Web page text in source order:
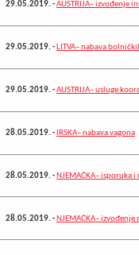
29.05.2019.-AUSTRIJA– izvođenje
29.05.2019.- LITVA– nabava
29.05.2019.-AUSTRIJA– usluge
28.05.2019.- IRSKA– nabava vagona
28.05.2019.- NJEMAČKA– isporuka
28.05.2019.- NJEMAČKA–